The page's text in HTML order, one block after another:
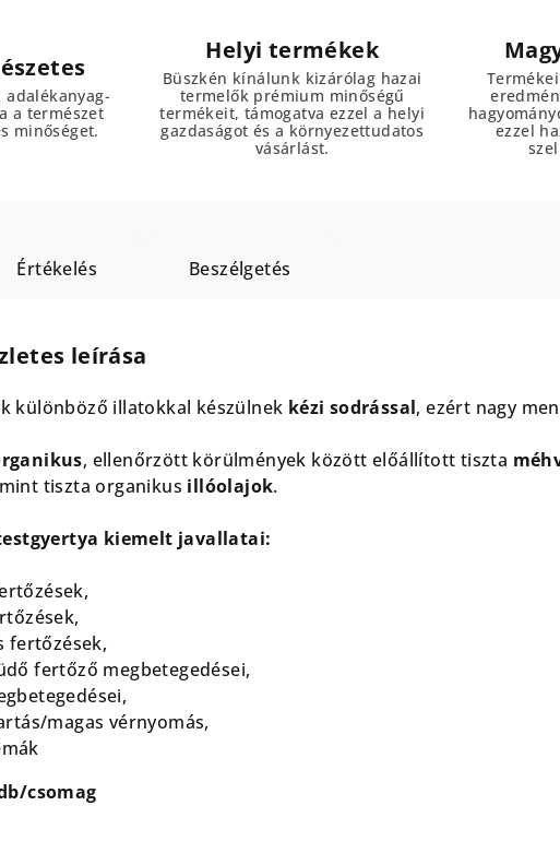
a természet
minőséget.
Helyi termékek
Büszkén kínálunk kizárólag hazai
termelők prémium minőségű
termékeit, támogatva ezzel a helyi
gazdaságot és a környezettudatos
vásárlást.
ezzel
Értékelés Beszélgetés
leírása
különböző illatokkal készülnek kézi sodrással, ezért nagy
, ellenőrzött körülmények között előállított tiszta
tiszta organikus illóolajok.
kiemelt javallatai:
fertőzések,
fertőző megbetegedései,
magas vérnyomás,
csomag